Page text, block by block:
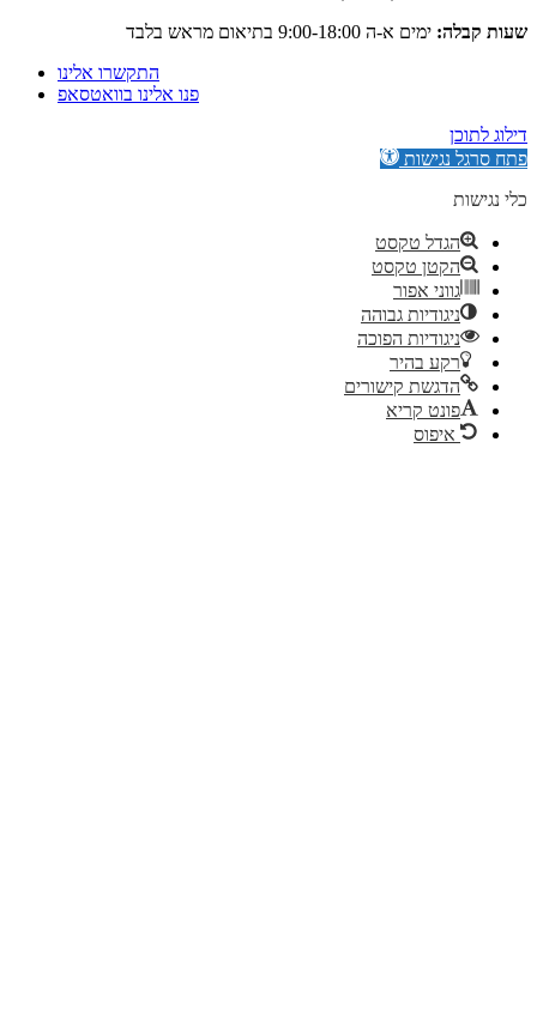
ימים א-ה 9:00-18:00 בתיאום מראש בלבד
התקשרו אלינו
פנו אלינו בוואטסאפ
טקסט
טקסט
אפור
גבוהה
הפוכה
בהיר
קישורים
קריא